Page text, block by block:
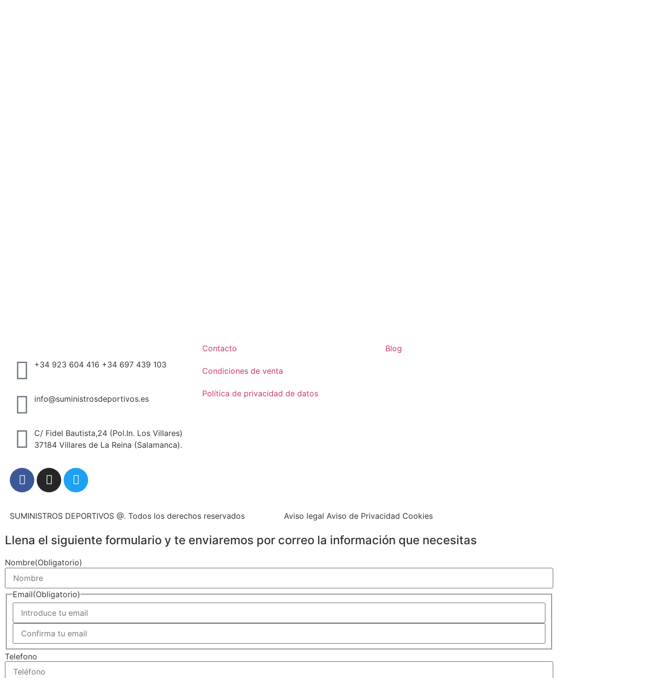
+34 923 604 416 +34 697 439 103
info@suministrosdeportivos.es
C/ Fidel Bautista,24 (Pol.In. Los Villares)
37184 Villares de La Reina (Salamanca).
Contacto
Condiciones de venta
Política de privacidad de datos
Blog
SUMINISTROS DEPORTIVOS @. Todos los derechos reservados Aviso legal Aviso de Privacidad Cookies
Llena el siguiente formulario y te enviaremos por correo la información que necesitas
Nombre(Obligatorio)
Email(Obligatorio)
Telefono